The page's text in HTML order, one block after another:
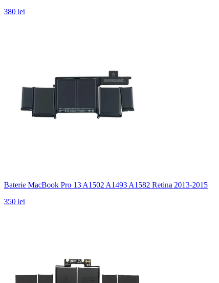
380 lei
Baterie MacBook Pro 13 A1502 A1493 A1582 Retina 2013-2015
350 lei